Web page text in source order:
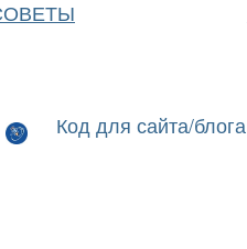
Код для сайта/блога